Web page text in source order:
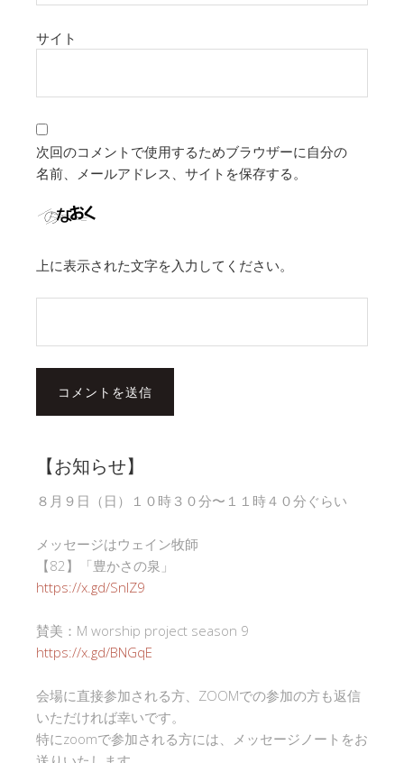
サイト
次回のコメントで使用するためブラウザーに自分の
名前、メールアドレス、サイトを保存する。
上に表示された文字を入力してください。
【お知らせ】
８月９日（日）１０時３０分〜１１時４０分ぐらい
メッセージはウェイン牧師
【82】「豊かさの泉」
https://x.gd/SnlZ9
賛美：M worship project season 9
https://x.gd/BNGqE
会場に直接参加される方、ZOOMでの参加の方も返信
いただければ幸いです。
特にzoomで参加される方には、メッセージノートをお